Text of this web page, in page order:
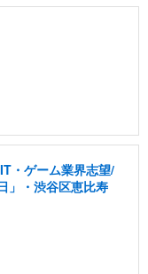
・ゲーム業界志望/
」・渋谷区恵比寿